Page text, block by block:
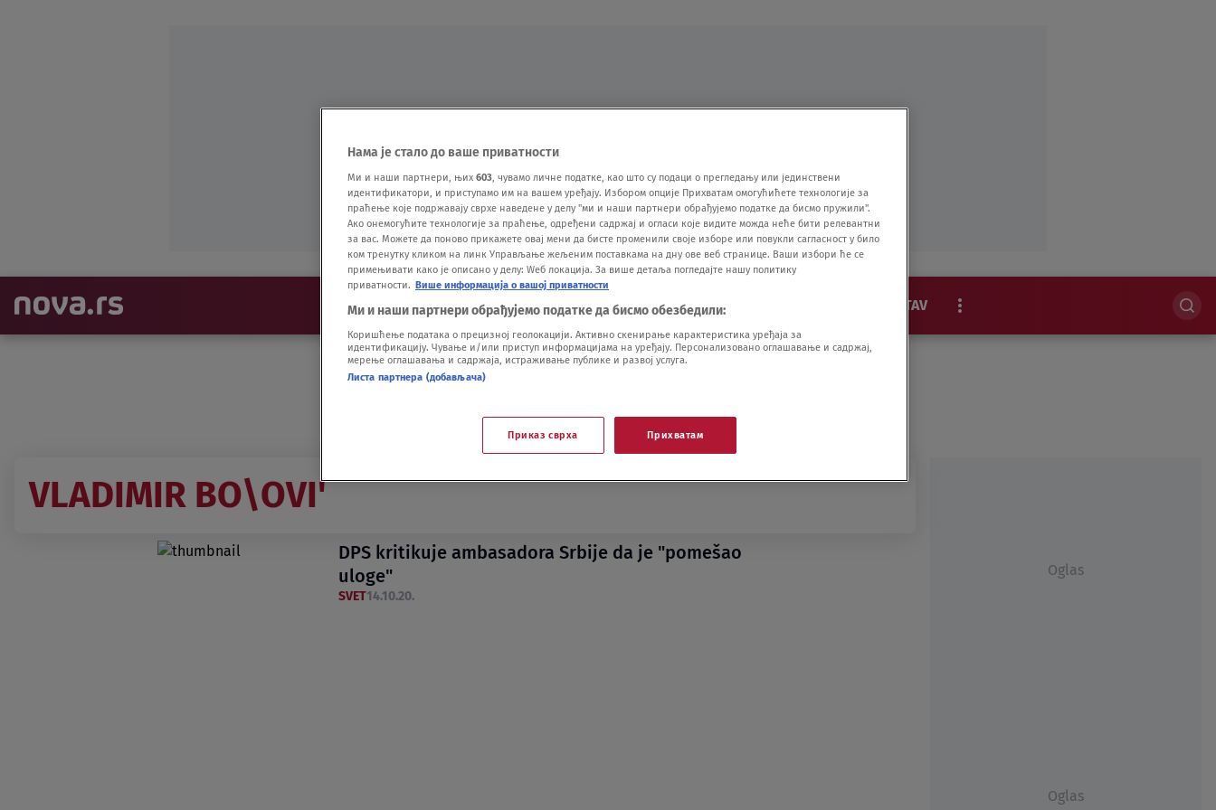
NAJNOVIJE VESTI SHOW SPORT VIDEO NOVA BAZA STAV
EKSKLUZIVNO
VLADIMIR BO\OVI'
DPS kritikuje ambasadora Srbije da je "pomešao
uloge"
SVET14.10.20.
Oglas
Oglas
Нама је стало до ваше приватности
Ми и наши партнери, њих 603, чувамо личне податке, као што су подаци о прегледању или јединствени
идентификатори, и приступамо им на вашем уређају. Избором опције Прихватам омогућићете технологије за
праћење које подржавају сврхе наведене у делу "ми и наши партнери обрађујемо податке да бисмо пружили".
Ако онемогућите технологије за праћење, одређени садржај и огласи које видите можда неће бити релевантни
за вас. Можете да поново прикажете овај мени да бисте променили своје изборе или повукли сагласност у било
ком тренутку кликом на линк Управљање жељеним поставкама на дну ове веб странице. Ваши избори ће се
примењивати како је описано у делу: Wеб локација. За више детаља погледајте нашу политику
приватности. Више информација о вашој приватности
Ми и наши партнери обрађујемо податке да бисмо обезбедили:
Коришћење података о прецизној геолокацији. Активно скенирање карактеристика уређаја за
идентификацију. Чување и/или приступ информацијама на уређају. Персонализовано оглашавање и садржај,
мерење оглашавања и садржаја, истраживање публике и развој услуга.
Листа партнера (добављача)
Приказ сврха Прихватам